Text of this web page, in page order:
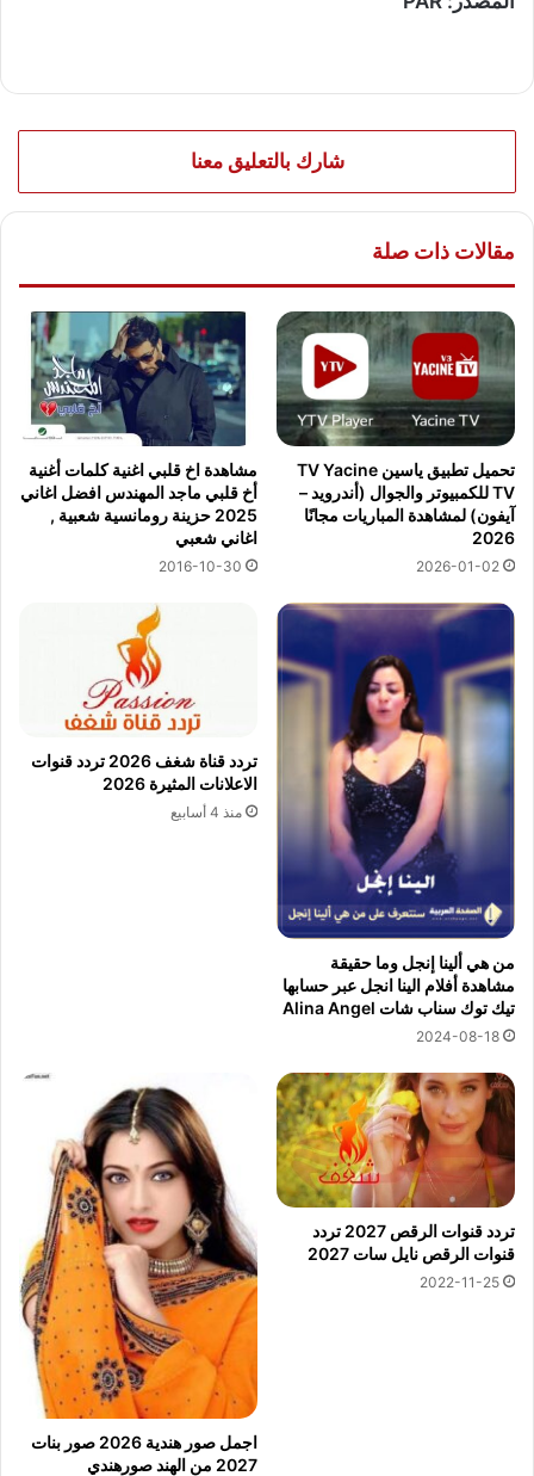
شارك بالتعليق معنا
مقالات ذات صلة
تحميل تطبيق ياسين TV Yacine
TV للكمبيوتر والجوال (أندرويد –
آيفون) لمشاهدة المباريات مجانًا
2026
2026-01-02
مشاهدة اخ قلبي اغنية كلمات أغنية
أخ قلبي ماجد المهندس افضل اغاني
2025 حزينة رومانسية شعبية ,
اغاني شعبي
2016-10-30
من هي ألينا إنجل وما حقيقة
مشاهدة أفلام الينا انجل عبر حسابها
تيك توك سناب شات Alina Angel
2024-08-18
تردد قناة شغف 2026 تردد قنوات
الاعلانات المثيرة 2026
منذ 4 أسابيع
تردد قنوات الرقص 2027 تردد
قنوات الرقص نايل سات 2027
2022-11-25
اجمل صور هندية 2026 صور بنات
2027 من الهند صورهندي